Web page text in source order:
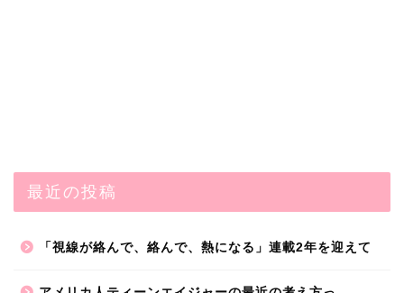
最近の投稿
「視線が絡んで、絡んで、熱になる」連載2年を迎えて